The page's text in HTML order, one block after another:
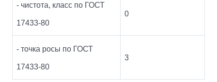
- чистота, класс по ГОСТ
17433-80
0
- точка росы по ГОСТ
17433-80
3